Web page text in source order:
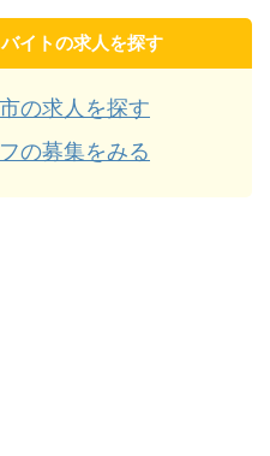
イトの求人を探す
の求人を探す
の募集をみる